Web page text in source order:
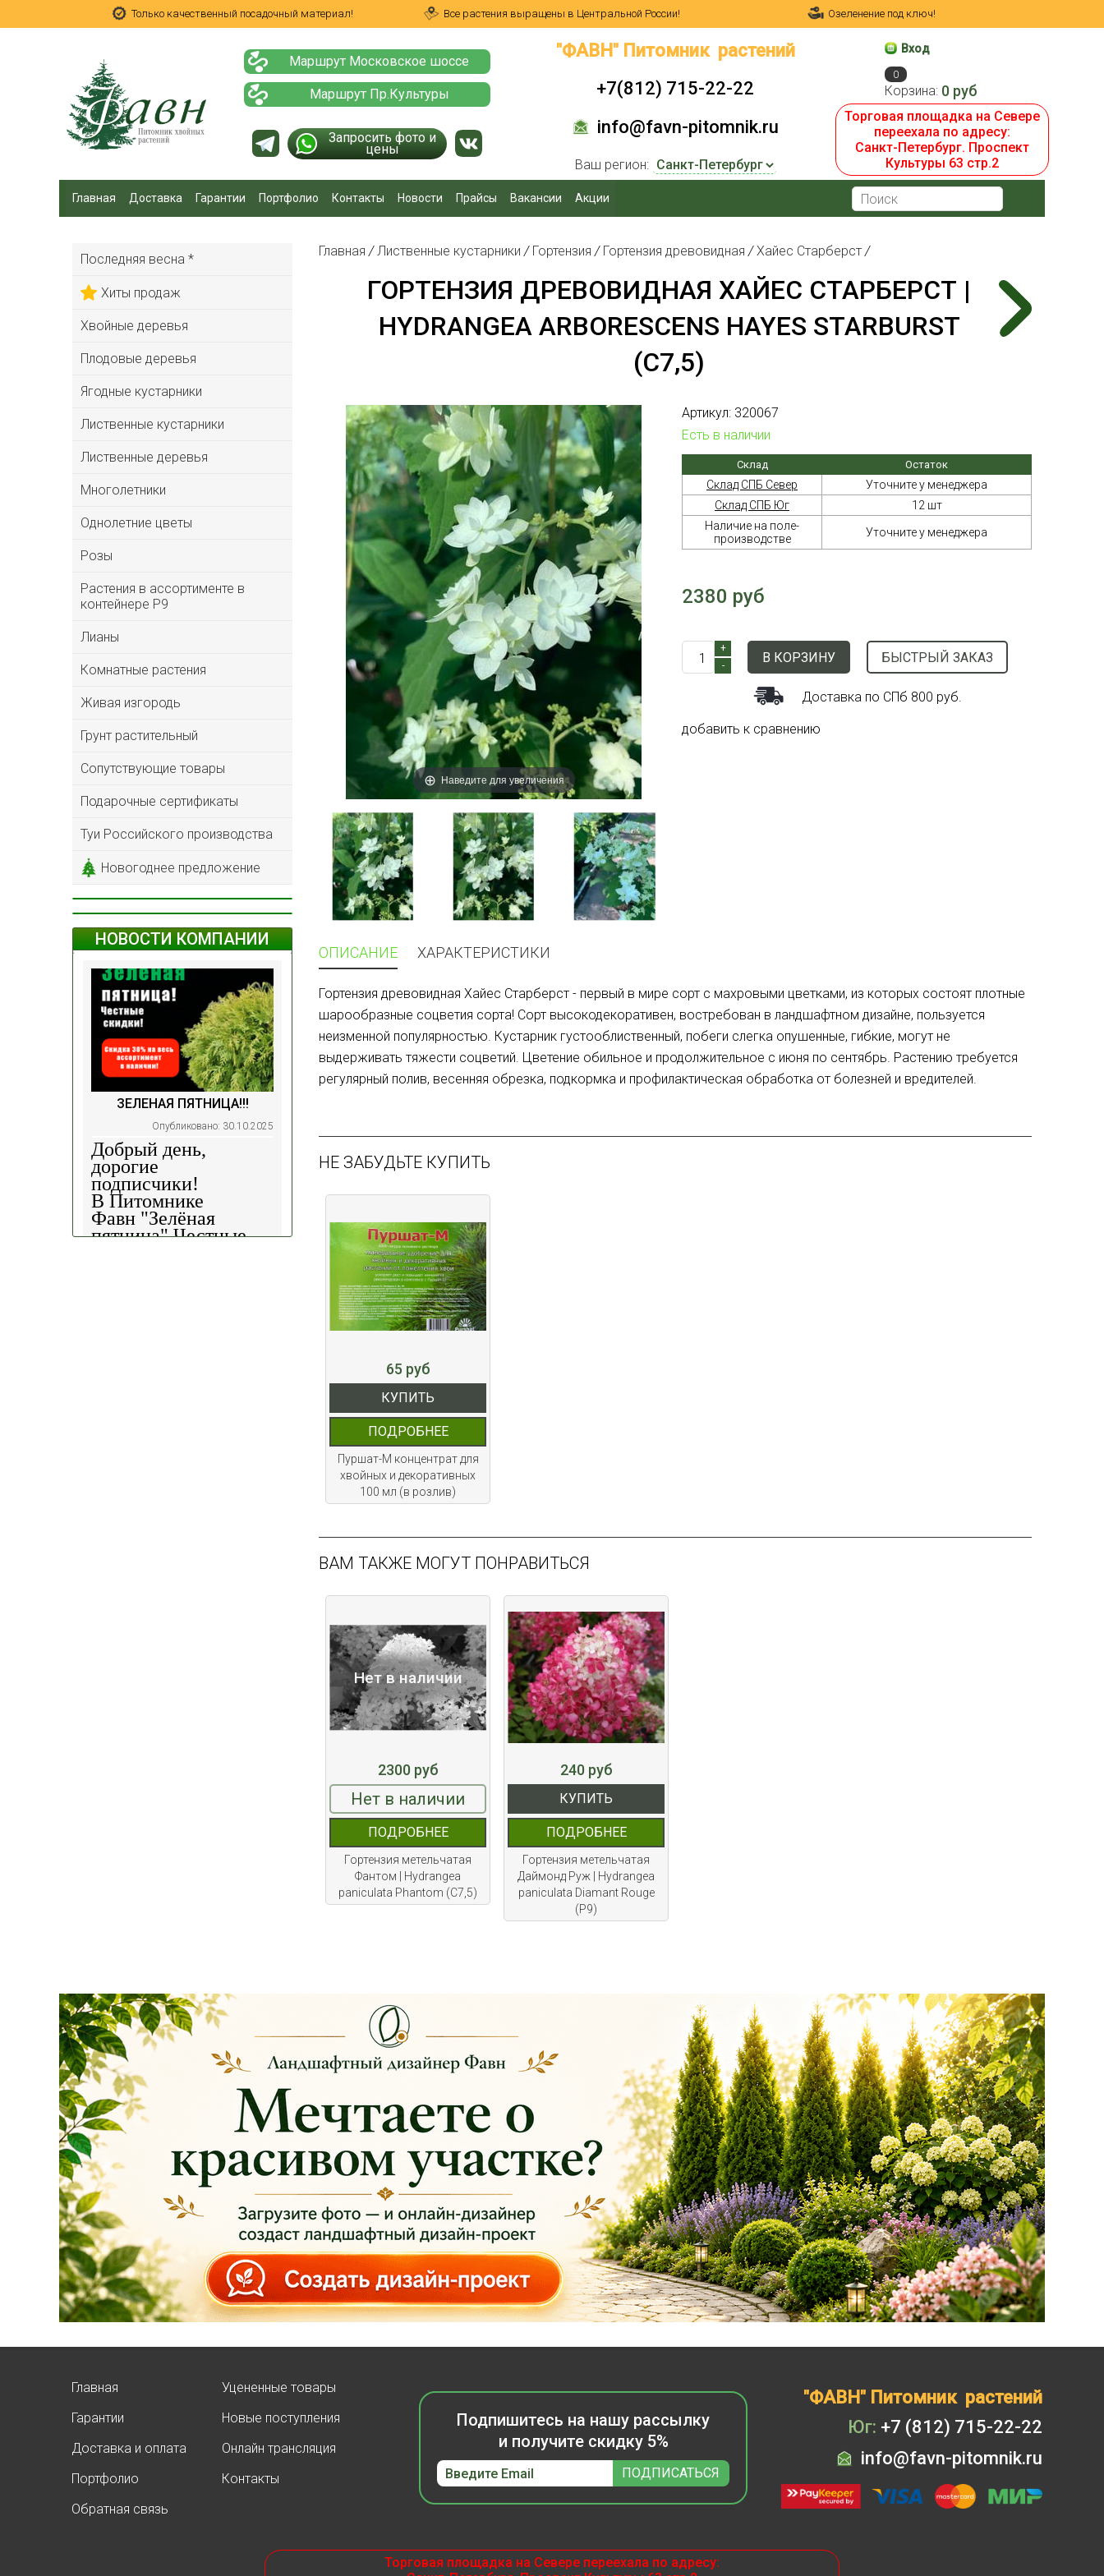
Только качественный посадочный материал! Все растения выращены в Центральной России! Озеленение под ключ!
Маршрут Московское шоссе
Маршрут Пр.Культуры
Запросить фото и
цены
"ФАВН" Питомник растений
+7(812) 715-22-22
info@favn-pitomnik.ru
Ваш регион:
Вход
0
Корзина: 0 руб
Торговая площадка на Севере
переехала по адресу:
Санкт-Петербург. Проспект
Культуры 63 стр.2
Главная Доставка Гарантии Портфолио Контакты Новости Прайсы Вакансии Акции
Последняя весна *
Хиты продаж
Хвойные деревья
Плодовые деревья
Ягодные кустарники
Лиственные кустарники
Лиственные деревья
Многолетники
Однолетние цветы
Розы
Растения в ассортименте в
контейнере P9
Лианы
Комнатные растения
Живая изгородь
Грунт растительный
Сопутствующие товары
Подарочные сертификаты
Туи Российского производства
Новогоднее предложение
НОВОСТИ КОМПАНИИ
ЗЕЛЕНАЯ ПЯТНИЦА!!!
Опубликовано: 30.10.2025
Добрый день,
дорогие
подписчики!
В Питомнике
Фавн "Зелёная
пятница".Честные
Главная / Лиственные кустарники / Гортензия / Гортензия древовидная / Хайес Старберст /
ГОРТЕНЗИЯ ДРЕВОВИДНАЯ ХАЙЕС CТАРБЕРСТ |
HYDRANGEA ARBORESCENS HAYES STARBURST
(C7,5)
Наведите для увеличения
Артикул: 320067
Есть в наличии
Склад Остаток
Склад СПБ Север
Уточните у менеджера
Склад СПБ Юг
12 шт
Наличие на поле-
производстве
Уточните у менеджера
2380 руб
-
+
В КОРЗИНУ БЫСТРЫЙ ЗАКАЗ
Доставка по СПб 800 руб.
добавить к сравнению
ОПИСАНИЕ ХАРАКТЕРИСТИКИ
Гортензия древовидная Хайес Cтарберст - первый в мире сорт с махровыми цветками, из которых состоят плотные
шарообразные соцветия сорта! Сорт высокодекоративен, востребован в ландшафтном дизайне, пользуется
неизменной популярностью. Кустарник густооблиственный, побеги слегка опушенные, гибкие, могут не
выдерживать тяжести соцветий. Цветение обильное и продолжительное с июня по сентябрь. Растению требуется
регулярный полив, весенняя обрезка, подкормка и профилактическая обработка от болезней и вредителей.
НЕ ЗАБУДЬТЕ КУПИТЬ
65 руб
КУПИТЬ
ПОДРОБНЕЕ
Пуршат-М концентрат для
хвойных и декоративных
100 мл (в розлив)
ВАМ ТАКЖЕ МОГУТ ПОНРАВИТЬСЯ
Нет в наличии
2300 руб
Нет в наличии
ПОДРОБНЕЕ
Гортензия метельчатая
Фантом | Hydrangea
paniculata Phantom (С7,5)
240 руб
КУПИТЬ
ПОДРОБНЕЕ
Гортензия метельчатая
Даймонд Руж | Hydrangea
paniculata Diamant Rouge
(Р9)
Главная
Гарантии
Доставка и оплата
Портфолио
Обратная связь
Уцененные товары
Новые поступления
Онлайн трансляция
Контакты
Подпишитесь на нашу рассылку
и получите скидку 5%
"ФАВН" Питомник растений
Юг: +7 (812) 715-22-22
info@favn-pitomnik.ru
Торговая площадка на Севере переехала по адресу: